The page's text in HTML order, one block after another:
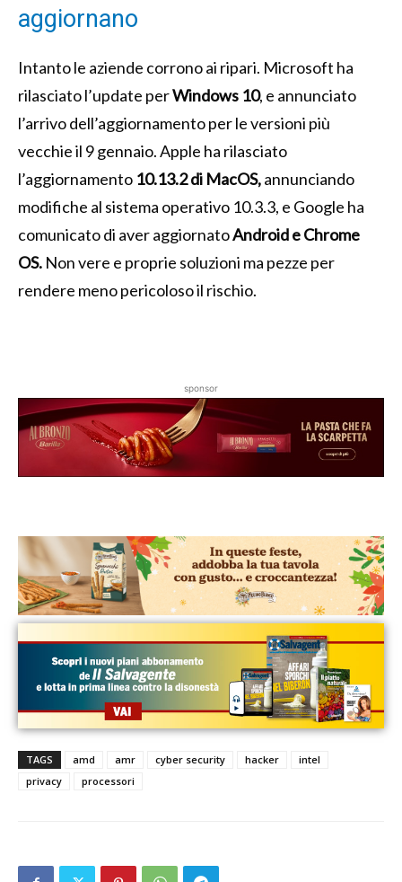
aggiornano
Intanto le aziende corrono ai ripari. Microsoft ha
rilasciato l’update perWindows 10, e annunciato
l’arrivo dell’aggiornamento per le versioni più
vecchie il 9 gennaio. Apple ha rilasciato
l’aggiornamento 10.13.2 di MacOS,annunciando
modifiche al sistema operativo 10.3.3, e Google ha
comunicato di aver aggiornatoAndroid e Chrome
OS. Non vere e proprie soluzioni ma pezze per
rendere meno pericoloso il rischio.
sponsor
TAGS amd amr cyber security hacker
intel
privacy
processori